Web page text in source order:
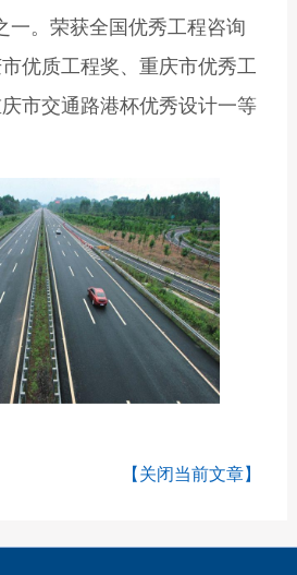
一。荣获全国优秀工程咨询
优质工程奖、重庆市优秀工
市交通路港杯优秀设计一等
【关闭当前文章】